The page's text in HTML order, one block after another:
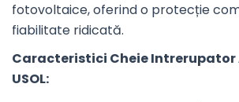
fotovoltaice, oferind o protecție
fiabilitate ridicată.
Caracteristici Cheie
USOL: